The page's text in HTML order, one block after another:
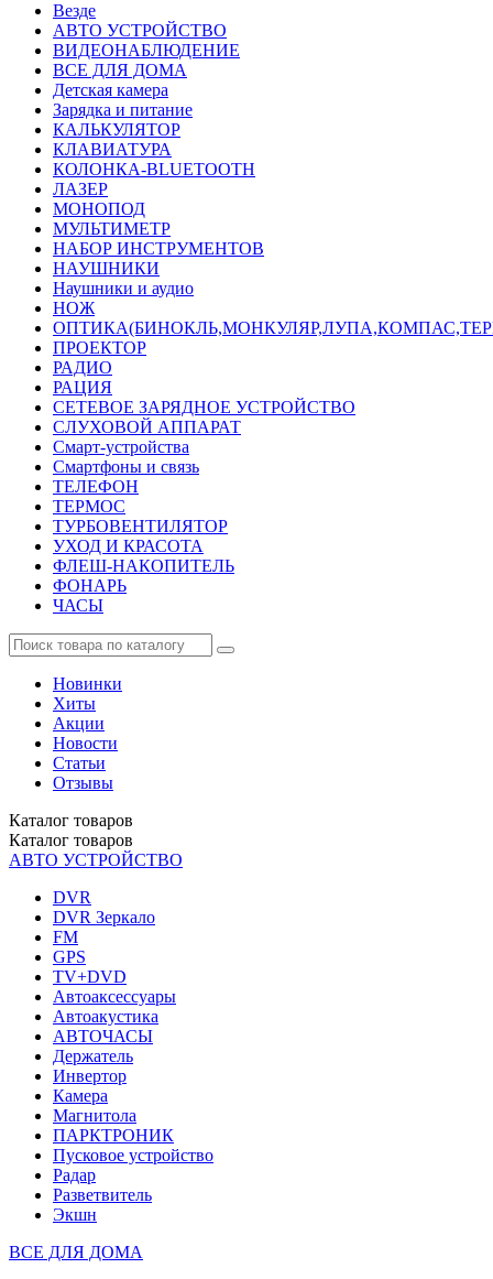
Везде
АВТО УСТРОЙСТВО
ВИДЕОНАБЛЮДЕНИЕ
ВСЕ ДЛЯ ДОМА
Детская камера
Зарядка и питание
КАЛЬКУЛЯТОР
КЛАВИАТУРА
КОЛОНКА-BLUETOOTH
ЛАЗЕР
МОНОПОД
МУЛЬТИМЕТР
НАБОР ИНСТРУМЕНТОВ
НАУШНИКИ
Наушники и аудио
НОЖ
ПРОЕКТОР
РАДИО
РАЦИЯ
СЕТЕВОЕ ЗАРЯДНОЕ УСТРОЙСТВО
СЛУХОВОЙ АППАРАТ
Смарт-устройства
Смартфоны и связь
ТЕЛЕФОН
ТЕРМОС
ТУРБОВЕНТИЛЯТОР
УХОД И КРАСОТА
ФЛЕШ-НАКОПИТЕЛЬ
ФОНАРЬ
ЧАСЫ
Новинки
Хиты
Акции
Новости
Статьи
Отзывы
Каталог товаров
Каталог товаров
АВТО УСТРОЙСТВО
DVR
DVR Зеркало
FM
GPS
TV+DVD
Автоаксессуары
Автоакустика
АВТОЧАСЫ
Держатель
Инвертор
Камера
Магнитола
ПАРКТРОНИК
Пусковое устройство
Радар
Разветвитель
Экшн
ВСЕ ДЛЯ ДОМА